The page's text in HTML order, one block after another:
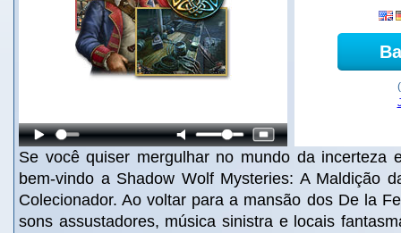
Se você quiser mergulhar no mundo da incerteza
bem-vindo a Shadow Wolf Mysteries: A Maldição
Colecionador. Ao voltar para a mansão dos De la
sons assustadores, música sinistra e locais